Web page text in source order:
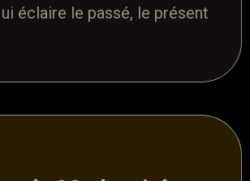
éclaire le passé, le présent